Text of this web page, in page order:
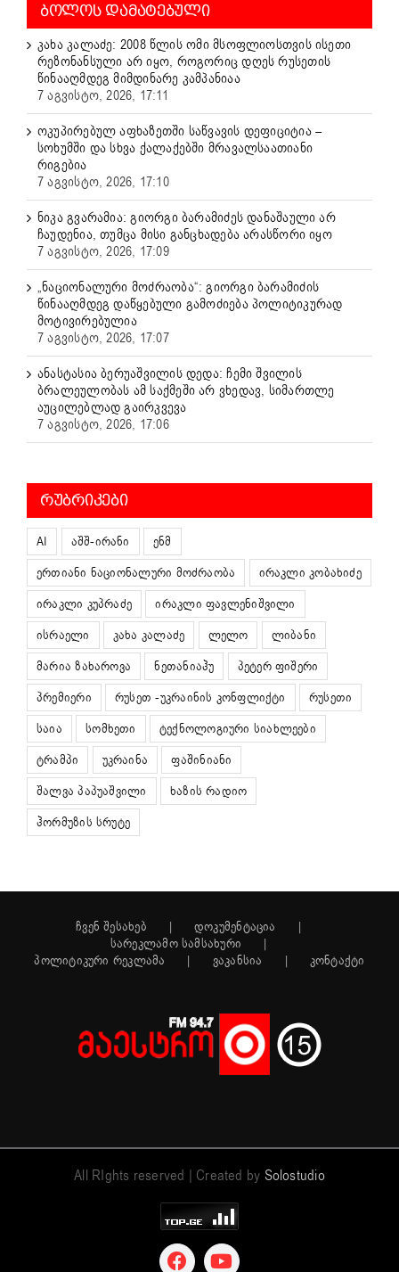
ᲑᲝᲚᲝᲡ ᲓᲐᲛᲐᲢᲔᲑᲣᲚᲘ
კახა კალაძე: 2008 წლის ომი მსოფლიოსთვის ისეთი
რეზონანსული არ იყო, როგორიც დღეს რუსეთის
წინააღმდეგ მიმდინარე კამპანიაა
7 აგვისტო, 2026, 17:11
ოკუპირებულ აფხაზეთში საწვავის დეფიციტია –
სოხუმში და სხვა ქალაქებში მრავალსაათიანი
რიგებია
7 აგვისტო, 2026, 17:10
ნიკა გვარამია: გიორგი ბარამიძეს დანაშაული არ
ჩაუდენია, თუმცა მისი განცხადება არასწორი იყო
7 აგვისტო, 2026, 17:09
„ნაციონალური მოძრაობა“: გიორგი ბარამიძის
წინააღმდეგ დაწყებული გამოძიება პოლიტიკურად
მოტივირებულია
7 აგვისტო, 2026, 17:07
ანასტასია ბერუაშვილის დედა: ჩემი შვილის
ბრალეულობას ამ საქმეში არ ვხედავ, სიმართლე
აუცილებლად გაირკვევა
7 აგვისტო, 2026, 17:06
ᲠᲣᲑᲠᲘᲙᲔᲑᲘ
AI აშშ-ირანი
ენმ
ერთიანი ნაციონალური მოძრაობა
ირაკლი კობახიძე
ირაკლი კუპრაძე
ირაკლი ფავლენიშვილი
ისრაელი
კახა კალაძე ლელო
ლიბანი
მარია ზახაროვა
ნეთანიაჰუ
პეტერ ფიშერი
პრემიერი
რუსეთ -უკრაინის კონფლიქტი
რუსეთი
საია
სომხეთი
ტექნოლოგიური სიახლეები
ტრამპი
უკრაინა
ფაშინიანი
შალვა პაპუაშვილი
ხაზის რადიო
ჰორმუზის სრუტე
ჩვენ შესახებ
დოკუმენტაცია
სარეკლამო სამსახური
პოლიტიკური რეკლამა
ვაკანსია კონტაქტი
All RIghts reserved | Created by Solostudio